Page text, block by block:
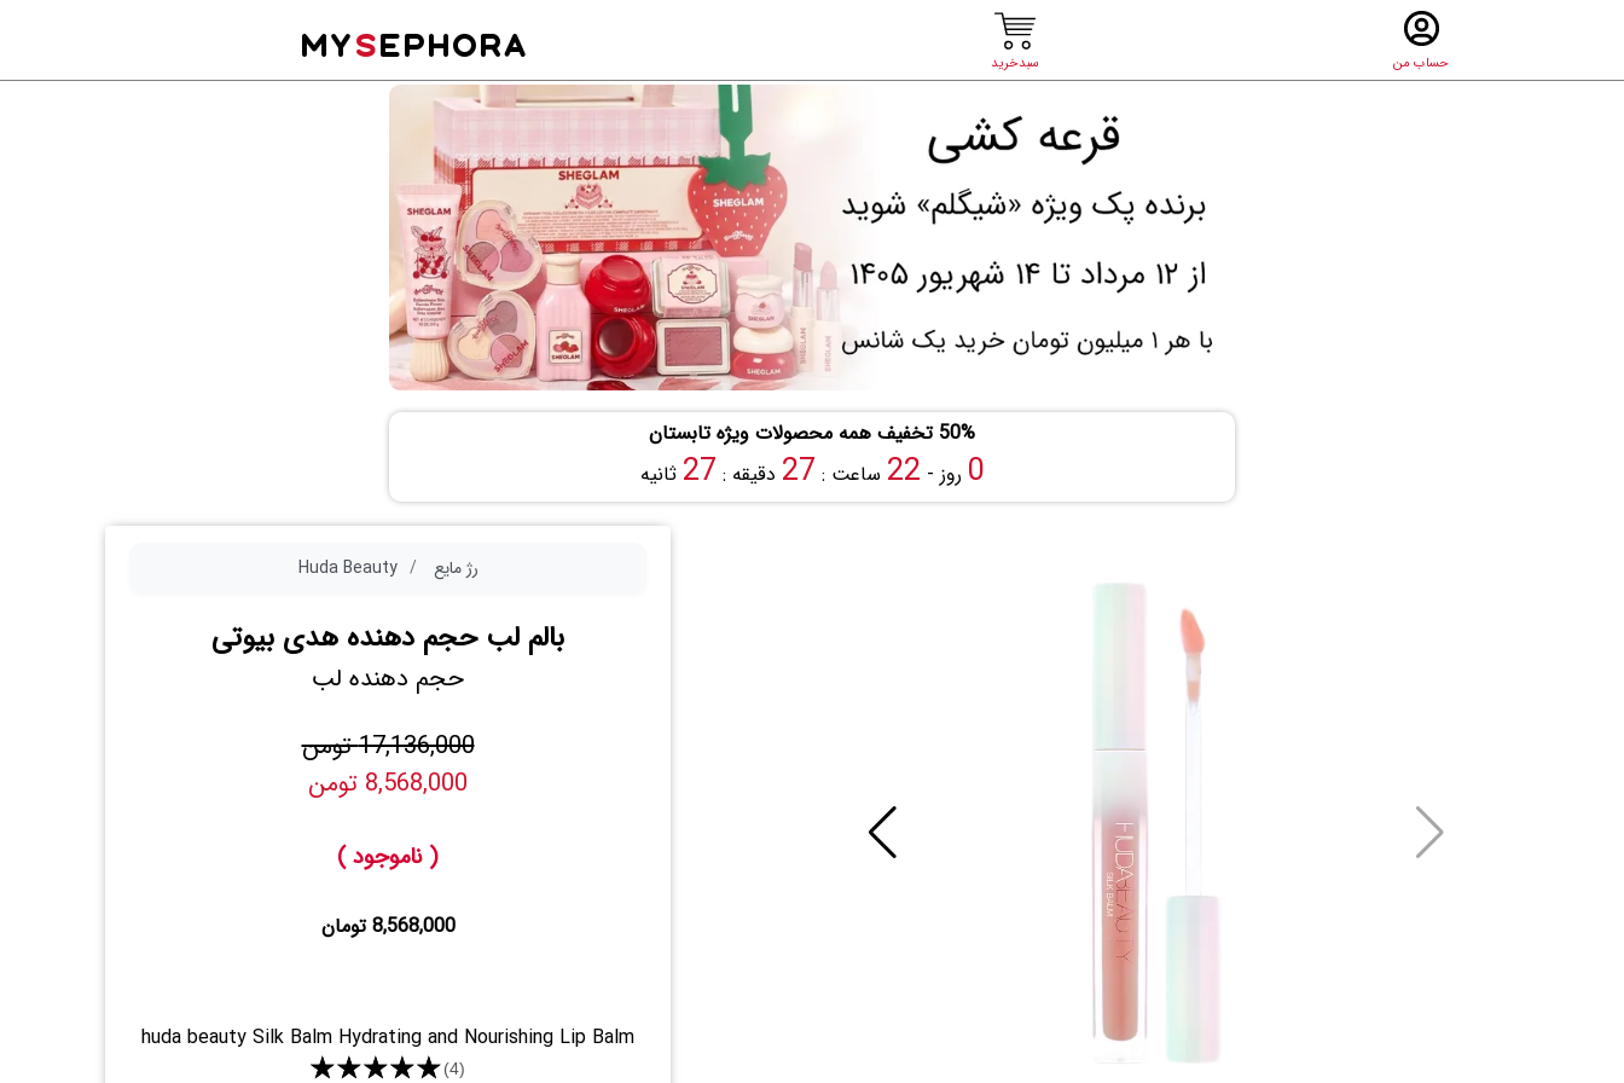
حساب من سبدخرید
MYSEPHORA
50% تخفیف همه محصولات ویژه تابستان
0 روز - 22 ساعت : 27 دقیقه : 26 ثانیه
رژ مایع Huda Beauty
بالم لب حجم دهنده هدی بیوتی
حجم دهنده لب
17,136,000 تومن
8,568,000 تومن
( ناموجود )
8,568,000 تومان
huda beauty Silk Balm Hydrating and Nourishing Lip Balm
★★★★★(4)